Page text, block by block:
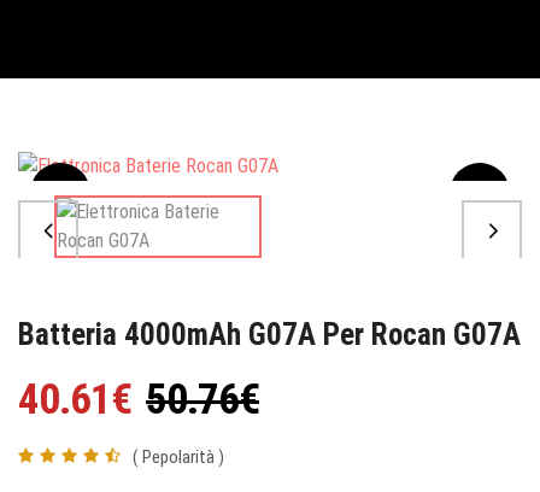
Sale
Batteria 4000mAh G07A Per Rocan G07A
40.61€ 50.76€
( Pepolarità )